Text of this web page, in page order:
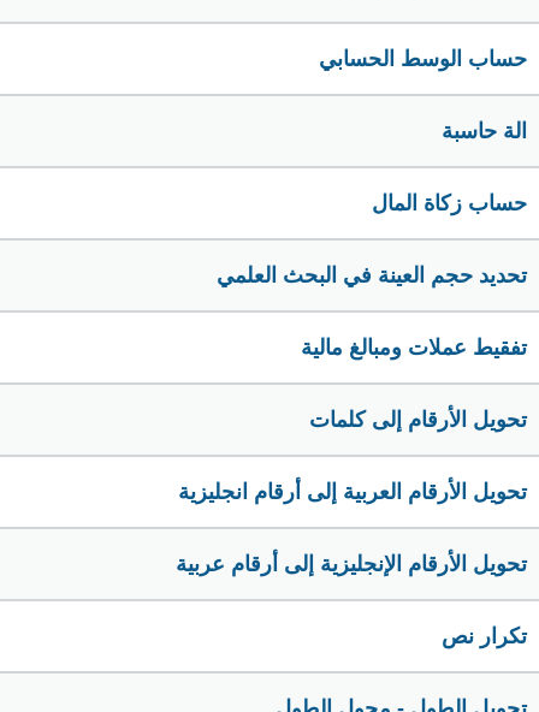
حساب الوسط الحسابي
الة حاسبة
حساب زكاة المال
تحديد حجم العينة في البحث العلمي
تفقيط عملات ومبالغ مالية
تحويل الأرقام إلى كلمات
تحويل الأرقام العربية إلى أرقام انجليزية
تحويل الأرقام الإنجليزية إلى أرقام عربية
تكرار نص